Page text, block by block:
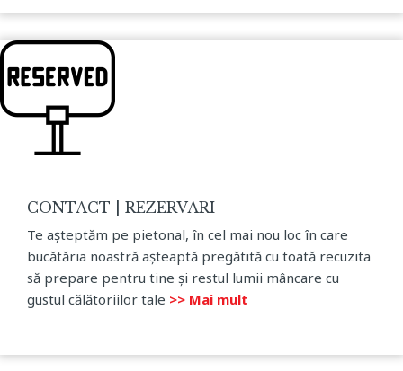
CONTACT | REZERVARI
Te așteptăm pe pietonal, în cel mai nou loc în care
bucătăria noastră așteaptă pregătită cu toată recuzita
să prepare pentru tine și restul lumii mâncare cu
gustul călătoriilor tale >> Mai mult